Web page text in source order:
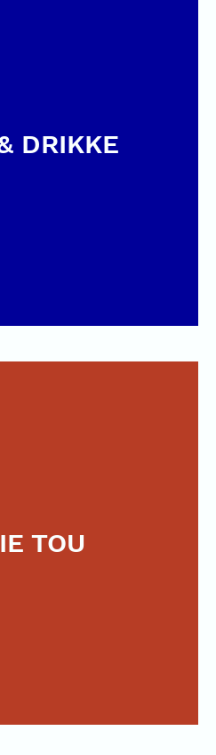
DRIKKE
TOU